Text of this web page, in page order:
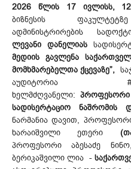
2026 წლის 17 ივლისს,
ბიზნესის
ადმინისტრირების
ლევანი დანელიას
მედიის გავლენა
მომხმარებელთა ქცევაზე”,
აუდიტორია
ხელმძღვანელი: პროფესორი
სადისერტაციო ნაშრომის
ნარმანია დავით,
ხარაიშვილი ეთერი
პროფესორი აბესაძე
ბერიკაშვილი ლია -